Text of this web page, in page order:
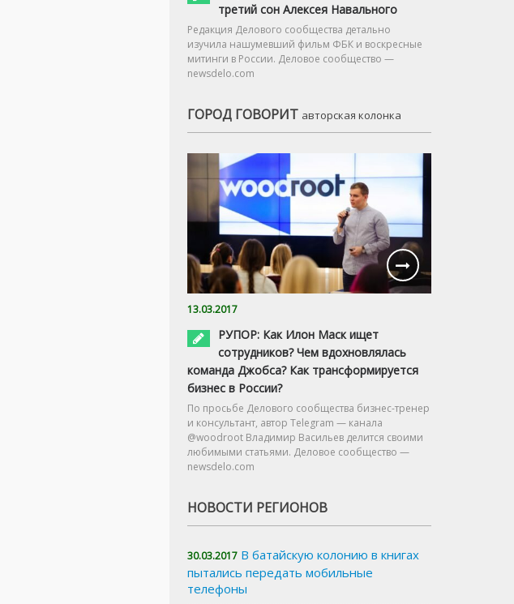
третий сон Алексея Навального
Редакция Делового сообщества детально
изучила нашумевший фильм ФБК и воскресные
митинги в России. Деловое сообщество —
newsdelo.com
ГОРОД ГОВОРИТ авторская колонка
13.03.2017
РУПОР: Как Илон Маск ищет
сотрудников? Чем вдохновлялась
команда Джобса? Как трансформируется
бизнес в России?
По просьбе Делового сообщества бизнес-тренер
и консультант, автор Telegram — канала
@woodroot Владимир Васильев делится своими
любимыми статьями. Деловое сообщество —
newsdelo.com
НОВОСТИ РЕГИОНОВ
30.03.2017 В батайскую колонию в книгах
пытались передать мобильные
телефоны